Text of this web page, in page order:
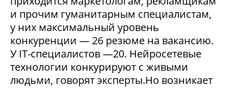
и прочим гуманитарным специалистам,
у них максимальный уровень
конкуренции — 26 резюме на вакансию.
У IT-специалистов —20. Нейросетевые
технологии конкурируют с живыми
людьми, говорят эксперты.Но возникает